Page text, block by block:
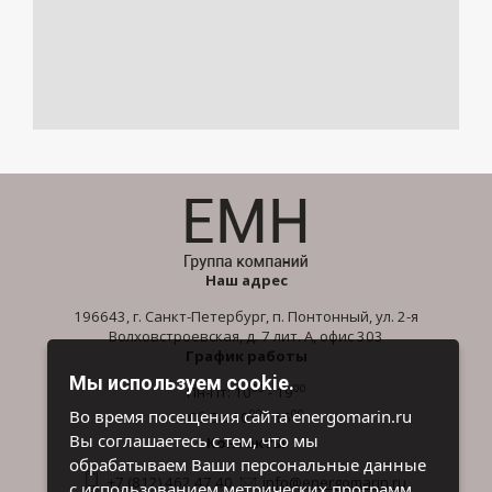
Наш адрес
196643, г. Санкт-Петербург, п. Понтонный, ул. 2-я
Волховстроевская, д. 7 лит. А, офис 303
График работы
Пн-Пт: 1000- 1900
Сб-Вс: 1000- 1600
Контакты
+7 (812) 462 47 40 info@energomarin.ru
Мы используем cookie.
Во время посещения сайта energomarin.ru
Вы соглашаетесь с тем, что мы
обрабатываем Ваши персональные данные